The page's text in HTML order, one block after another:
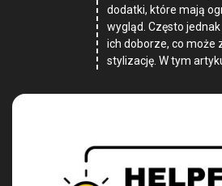
dodatki, które mają
wygląd. Często jednak
ich doborze, co może
stylizację. W tym